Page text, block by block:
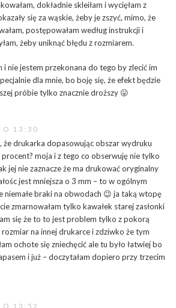
dokładnie skleiłam i wycięłam z
się za wąskie, żeby je zszyć, mimo, że
postępowałam według instrukcji i
żeby uniknąć błędu z rozmiarem.
i nie jestem przekonana do tego by zlecić im
dla mnie, bo boję się, że efekt będzie
próbie tylko znacznie droższy 😛
O 13:30
że drukarka dopasowując obszar wydruku
moja i z tego co obserwuję nie tylko
jej nie zaznacze że ma drukować oryginalny
jest mniejsza o 3 mm – to w ogólnym
niemałe braki na obwodach 😉 ja taką wtopę
zmarnowałam tylko kawałek starej zasłonki
się że to to jest problem tylko z pokorą
na innej drukarce i zdziwko że tym
ochote się zniechęcić ale tu było łatwiej bo
i już – doczytałam dopiero przy trzecim
O 13:52